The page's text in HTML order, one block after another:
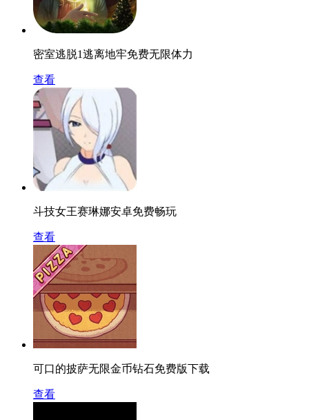
密室逃脱1逃离地牢免费无限体力
查看
斗技女王赛琳娜安卓免费畅玩
查看
可口的披萨无限金币钻石免费版下载
查看